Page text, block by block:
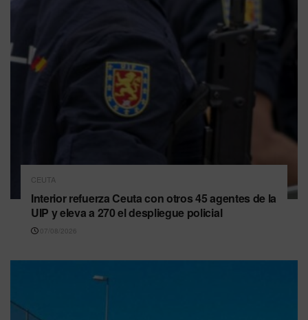
CEUTA
Interior refuerza Ceuta con otros 45 agentes de la
UIP y eleva a 270 el despliegue policial
07/08/2026